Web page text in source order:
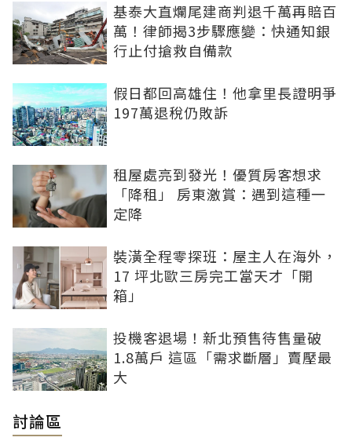
基泰大直爛尾建商判退千萬再賠百
萬！律師揭3步驟應變：快通知銀
行止付搶救自備款
假日都回高雄住！他拿里長證明爭
197萬退稅仍敗訴
租屋處亮到發光！優質房客想求
「降租」 房東激賞：遇到這種一
定降
裝潢全程零探班：屋主人在海外，
17 坪北歐三房完工當天才「開
箱」
投機客退場！新北預售待售量破
1.8萬戶 這區「需求斷層」賣壓最
大
討論區